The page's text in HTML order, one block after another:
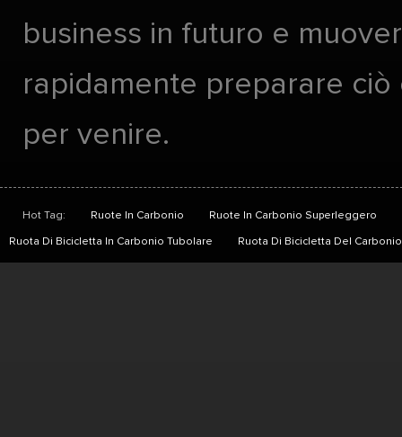
business in futuro e
rapidamente preparare ciò
per venire.
Hot Tag: Ruote In Carbonio Ruote In Carbonio Superleggero
Ruota Di Bicicletta In Carbonio Tubolare Ruota Di Bicicletta Del